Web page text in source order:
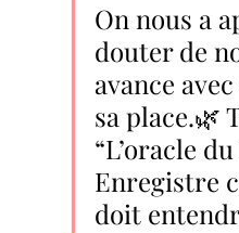
On nous a
douter de
avance
sa place.🌿
“L’oracle
Enregistre
doit